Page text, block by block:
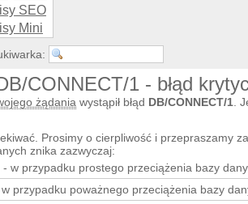
SEO
Mini
CONNECT/1 - błąd
żądania wystąpił błąd DB/CONNECT/1 .
Prosimy o cierpliwość i przepraszamy
znika zazwyczaj:
- w przypadku prostego przeciążenia bazy
przypadku poważnego przeciążenia bazy